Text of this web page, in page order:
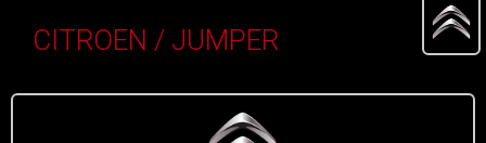
CITROEN / JUMPER